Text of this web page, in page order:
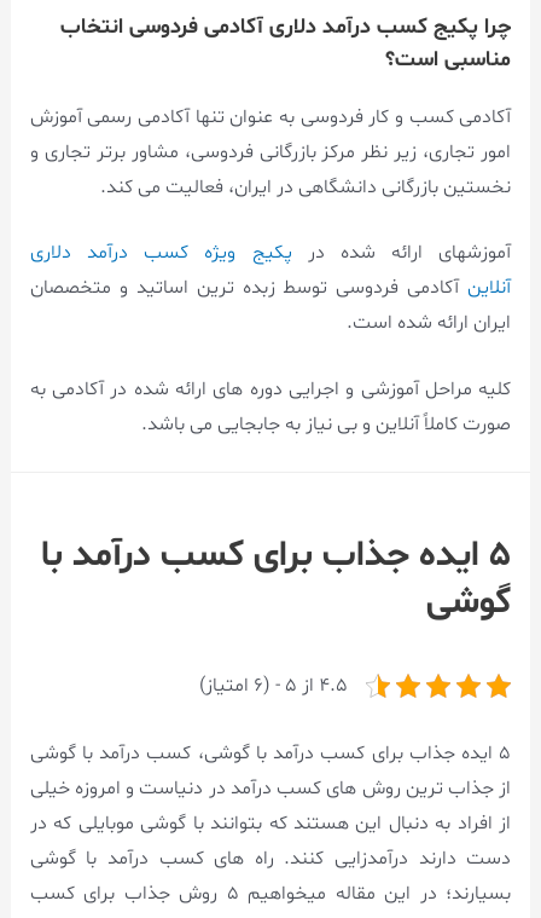
چرا پکیج کسب درآمد دلاری آکادمی فردوسی انتخاب
مناسبی است؟
آکادمی کسب و کار فردوسی به عنوان تنها آکادمی رسمی آموزش
امور تجاری، زیر نظر مرکز بازرگانی فردوسی، مشاور برتر تجاری و
نخستین بازرگانی دانشگاهی در ایران، فعالیت می کند.
آموزشهای ارائه شده در پکیج ویژه کسب درآمد دلاری
آنلاینآکادمی فردوسی توسط زبده ترین اساتید و متخصصان
ایران ارائه شده است.
کلیه مراحل آموزشی و اجرایی دوره های ارائه شده در آکادمی به
صورت کاملاً آنلاین و بی نیاز به جابجایی می باشد.
۵ ایده جذاب برای کسب درآمد با
گوشی
4.5 از 5 - (6 امتیاز)
5 ایده جذاب برای کسب درآمد با گوشی، کسب درآمد با گوشی
از جذاب ترین روش های کسب درآمد در دنیاست و امروزه خیلی
از افراد به دنبال این هستند که بتوانند با گوشی موبایلی که در
دست دارند درآمدزایی کنند. راه های کسب درآمد با گوشی
بسیارند؛ در این مقاله میخواهیم ۵ روش جذاب برای کسب